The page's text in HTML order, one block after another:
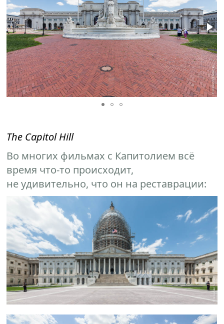
The Capitol Hill
Во многих фильмах с Капитолием всё
время что-то происходит,
не удивительно, что он на реставрации: